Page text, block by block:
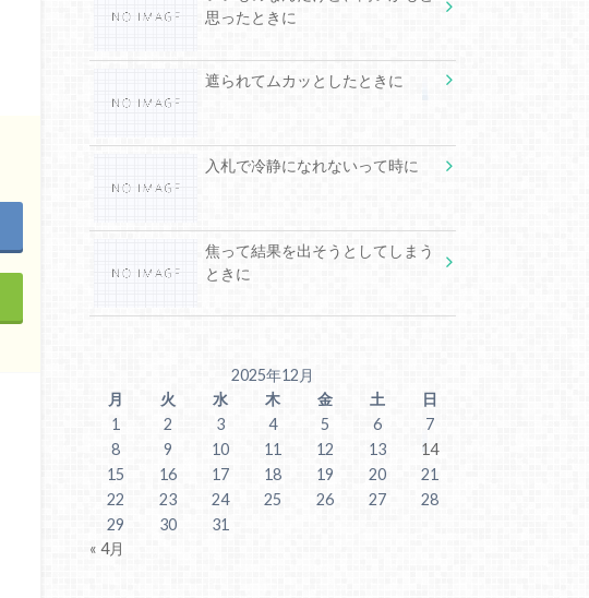
思ったときに
遮られてムカッとしたときに
入札で冷静になれないって時に
焦って結果を出そうとしてしまう
ときに
2025年12月
月
火 水 木 金 土
日
1
2 3 4 5 6
7
8
9 10 11 12 13
14
15
16 17 18 19 20
21
22
23 24 25 26 27
28
29
30
31
« 4月